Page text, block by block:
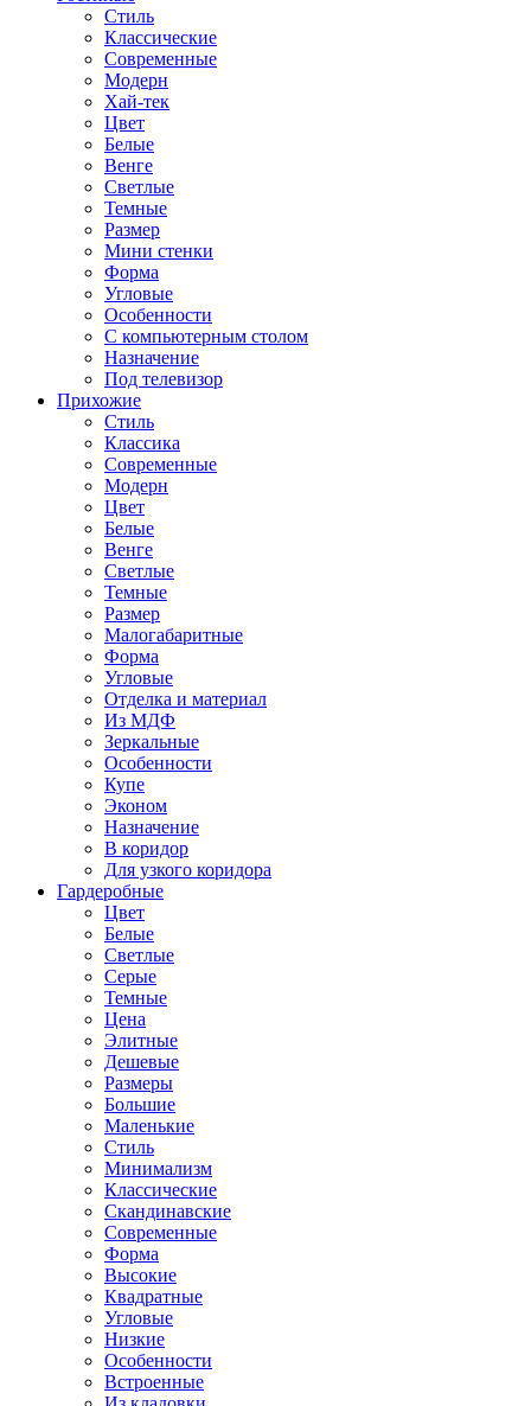
Стиль
Классические
Современные
Модерн
Хай-тек
Цвет
Белые
Венге
Светлые
Темные
Размер
Мини стенки
Форма
Угловые
Особенности
С компьютерным столом
Назначение
Под телевизор
Прихожие
Стиль
Классика
Современные
Модерн
Цвет
Белые
Венге
Светлые
Темные
Размер
Малогабаритные
Форма
Угловые
Отделка и материал
Из МДФ
Зеркальные
Особенности
Купе
Эконом
Назначение
В коридор
Для узкого коридора
Гардеробные
Цвет
Белые
Светлые
Серые
Темные
Цена
Элитные
Дешевые
Размеры
Большие
Маленькие
Стиль
Минимализм
Классические
Скандинавские
Современные
Форма
Высокие
Квадратные
Угловые
Низкие
Особенности
Встроенные